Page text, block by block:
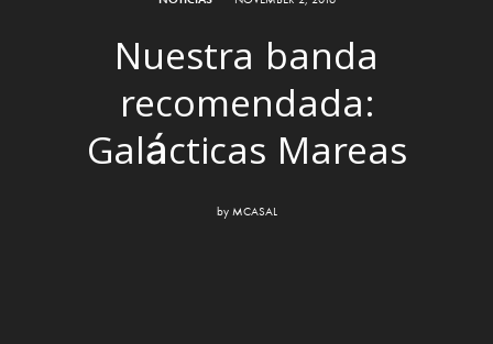
Nuestra banda
recomendada:
Galácticas Mareas
by MCASAL